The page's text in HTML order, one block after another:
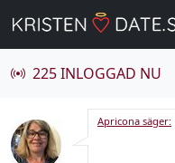
225 INLOGGAD NU
Apricona säger: